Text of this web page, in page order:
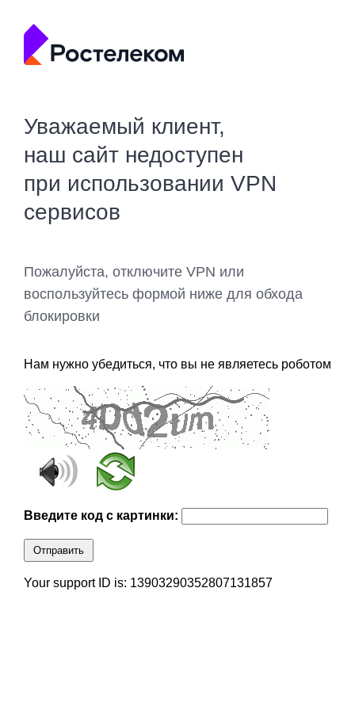
Уважаемый клиент,
наш сайт недоступен
при использовании VPN
сервисов
Пожалуйста, отключите VPN или
воспользуйтесь формой ниже для обхода
блокировки
Нам нужно убедиться, что вы не являетесь роботом
Введите код с картинки:
Отправить
Your support ID is: 13903290352807131857